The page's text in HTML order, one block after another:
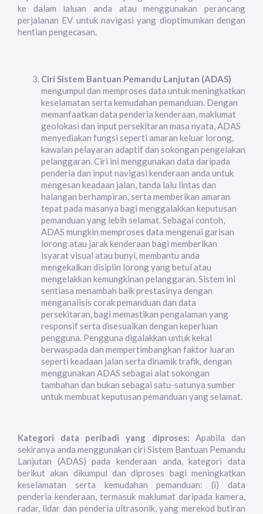
ke dalam laluan anda atau menggunakan perancang
perjalanan EV untuk navigasi yang dioptimumkan dengan
hentian pengecasan.
Ciri Sistem Bantuan Pemandu Lanjutan (ADAS)
mengumpul dan memproses data untuk meningkatkan
keselamatan serta kemudahan pemanduan. Dengan
memanfaatkan data penderia kenderaan, maklumat
geolokasi dan input persekitaran masa nyata, ADAS
menyediakan fungsi seperti amaran keluar lorong,
kawalan pelayaran adaptif dan sokongan pengelakan
pelanggaran. Ciri ini menggunakan data daripada
penderia dan input navigasi kenderaan anda untuk
mengesan keadaan jalan, tanda lalu lintas dan
halangan berhampiran, serta memberikan amaran
tepat pada masanya bagi menggalakkan keputusan
pemanduan yang lebih selamat. Sebagai contoh,
ADAS mungkin memproses data mengenai garisan
lorong atau jarak kenderaan bagi memberikan
isyarat visual atau bunyi, membantu anda
mengekalkan disiplin lorong yang betul atau
mengelakkan kemungkinan pelanggaran. Sistem ini
sentiasa menambah baik prestasinya dengan
menganalisis corak pemanduan dan data
persekitaran, bagi memastikan pengalaman yang
responsif serta disesuaikan dengan keperluan
pengguna. Pengguna digalakkan untuk kekal
berwaspada dan mempertimbangkan faktor luaran
seperti keadaan jalan serta dinamik trafik, dengan
menggunakan ADAS sebagai alat sokongan
tambahan dan bukan sebagai satu-satunya sumber
untuk membuat keputusan pemanduan yang selamat.
Kategori data peribadi yang diproses:Apabila dan
sekiranya anda menggunakan ciri Sistem Bantuan Pemandu
Lanjutan (ADAS) pada kenderaan anda, kategori data
berikut akan dikumpul dan diproses bagi meningkatkan
keselamatan serta kemudahan pemanduan: (i) data
penderia kenderaan, termasuk maklumat daripada kamera,
radar, lidar dan penderia ultrasonik, yang merekod butiran